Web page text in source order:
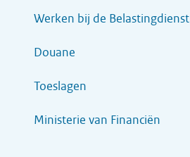
Werken bij de Belastingdienst
Douane
Toeslagen
Ministerie van Financiën